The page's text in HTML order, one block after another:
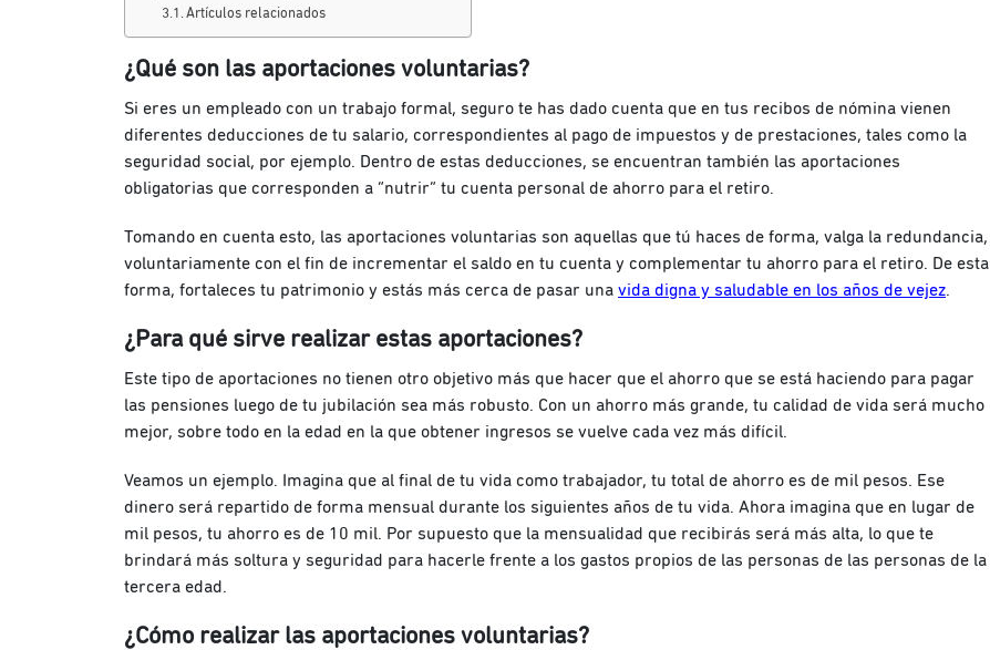
Artículos relacionados
¿Qué son las aportaciones voluntarias?
Si eres un empleado con un trabajo formal, seguro te has dado cuenta que en tus recibos de nómina vienen
diferentes deducciones de tu salario, correspondientes al pago de impuestos y de prestaciones, tales como la
seguridad social, por ejemplo. Dentro de estas deducciones, se encuentran también las aportaciones
obligatorias que corresponden a “nutrir” tu cuenta personal de ahorro para el retiro.
Tomando en cuenta esto, las aportaciones voluntarias son aquellas que tú haces de forma, valga la redundancia,
voluntariamente con el fin de incrementar el saldo en tu cuenta y complementar tu ahorro para el retiro. De esta
forma, fortaleces tu patrimonio y estás más cerca de pasar una vida digna y saludable en los años de vejez.
¿Para qué sirve realizar estas aportaciones?
Este tipo de aportaciones no tienen otro objetivo más que hacer que el ahorro que se está haciendo para pagar
las pensiones luego de tu jubilación sea más robusto. Con un ahorro más grande, tu calidad de vida será mucho
mejor, sobre todo en la edad en la que obtener ingresos se vuelve cada vez más difícil.
Veamos un ejemplo. Imagina que al final de tu vida como trabajador, tu total de ahorro es de mil pesos. Ese
dinero será repartido de forma mensual durante los siguientes años de tu vida. Ahora imagina que en lugar de
mil pesos, tu ahorro es de 10 mil. Por supuesto que la mensualidad que recibirás será más alta, lo que te
brindará más soltura y seguridad para hacerle frente a los gastos propios de las personas de las personas de la
tercera edad.
¿Cómo realizar las aportaciones voluntarias?